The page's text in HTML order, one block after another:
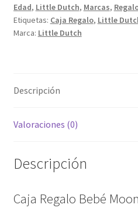
Edad, Little Dutch, Marcas,
Etiquetas: Caja Regalo, Little
Marca: Little Dutch
Descripción
Valoraciones (0)
Descripción
Caja Regalo Bebé